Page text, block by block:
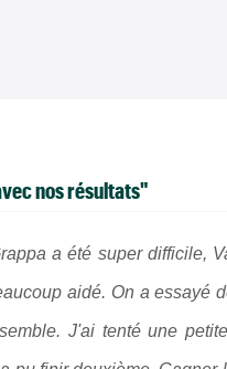
nos résultats"
a été super difficile,
aidé. On a essayé
J'ai tenté une